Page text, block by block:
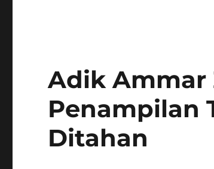
Adik Ammar
Penampilan
Ditahan